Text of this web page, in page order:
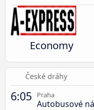
Economy
České dráhy
6:05 Praha
Autobusové